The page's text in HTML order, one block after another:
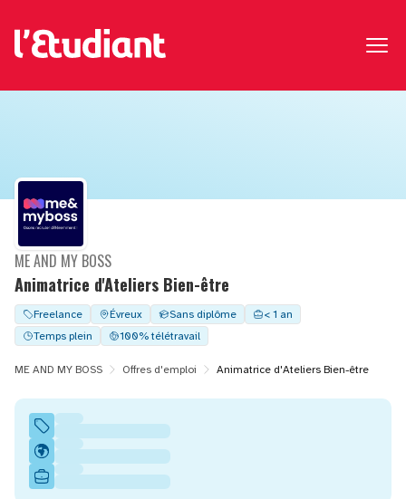
Animatrice d'Ateliers Bien-être
ME AND MY BOSS
Freelance Évreux Sans diplôme
< 1 an
Temps plein
100% télétravail
ME AND MY BOSS Offres d'emploi Animatrice d'Ateliers Bien-être